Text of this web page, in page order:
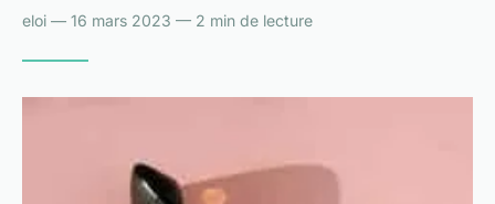
eloi — 16 mars 2023 — 2 min de lecture